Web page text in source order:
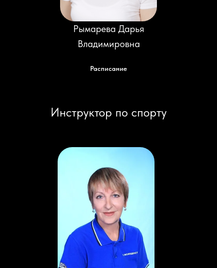
Рымарева Дарья
Владимировна
Расписание
Инструктор по спорту